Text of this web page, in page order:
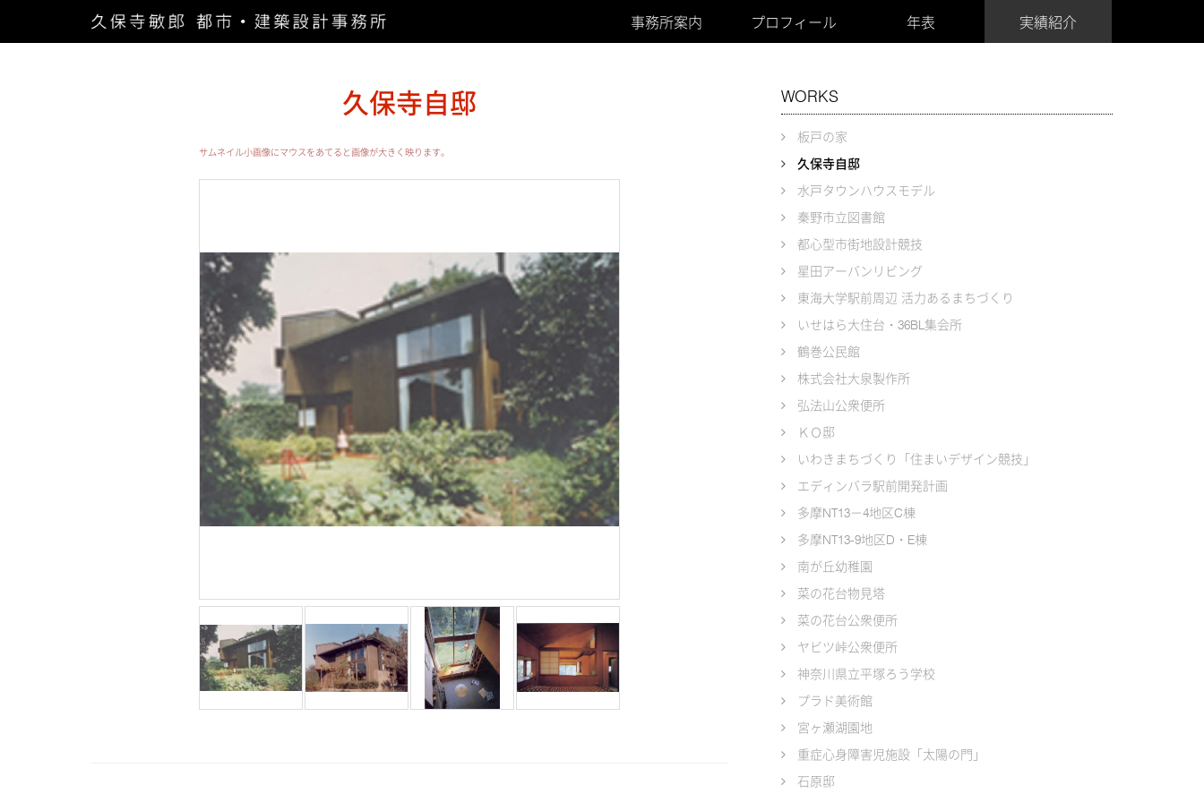
事務所案内 プロフィール 年表 実績紹介
久保寺自邸
サムネイル小画像にマウスをあてると画像が大きく映ります。
WORKS
板戸の家
久保寺自邸
水戸タウンハウスモデル
秦野市立図書館
都心型市街地設計競技
星田アーバンリビング
東海大学駅前周辺 活力あるまちづくり
いせはら大住台・36BL集会所
鶴巻公民館
株式会社大泉製作所
弘法山公衆便所
ＫＯ邸
いわきまちづくり「住まいデザイン競技」
エディンバラ駅前開発計画
多摩NT13－4地区C棟
多摩NT13-9地区D・E棟
南が丘幼稚園
菜の花台物見塔
菜の花台公衆便所
ヤビツ峠公衆便所
神奈川県立平塚ろう学校
プラド美術館
宮ヶ瀬湖園地
重症心身障害児施設「太陽の門」
石原邸